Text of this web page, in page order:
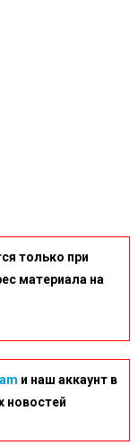
только при
материала на
и наш аккаунт в
новостей